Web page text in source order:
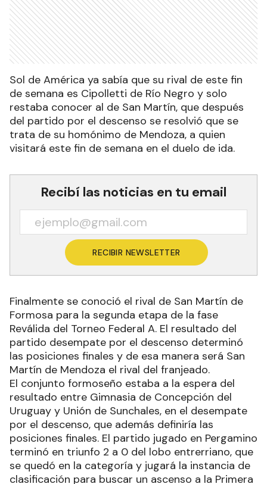
Sol de América ya sabía que su rival de este fin
de semana es Cipolletti de Río Negro y solo
restaba conocer al de San Martín, que después
del partido por el descenso se resolvió que se
trata de su homónimo de Mendoza, a quien
visitará este fin de semana en el duelo de ida.
Recibí las noticias en tu email
RECIBIR NEWSLETTER
Finalmente se conoció el rival de San Martín de
Formosa para la segunda etapa de la fase
Reválida del Torneo Federal A. El resultado del
partido desempate por el descenso determinó
las posiciones finales y de esa manera será San
Martín de Mendoza el rival del franjeado.
El conjunto formoseño estaba a la espera del
resultado entre Gimnasia de Concepción del
Uruguay y Unión de Sunchales, en el desempate
por el descenso, que además definiría las
posiciones finales. El partido jugado en Pergamino
terminó en triunfo 2 a 0 del lobo entrerriano, que
se quedó en la categoría y jugará la instancia de
clasificación para buscar un ascenso a la Primera